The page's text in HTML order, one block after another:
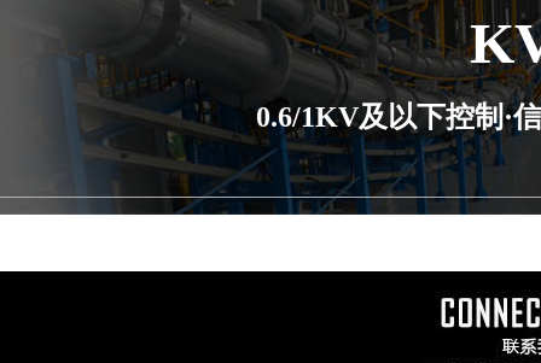
0.6/1KV及以下控制·